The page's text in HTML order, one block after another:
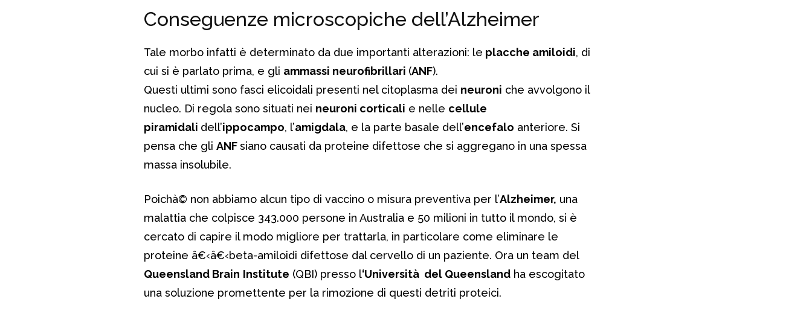
Conseguenze microscopiche dell’Alzheimer
Tale morbo infatti è determinato da due importanti alterazioni: le placche amiloidi, di
cui si è parlato prima, e gli ammassi neurofibrillari (ANF).
Questi ultimi sono fasci elicoidali presenti nel citoplasma dei neuroni che avvolgono il
nucleo. Di regola sono situati nei neuroni corticali e nelle cellule
piramidali dell’ippocampo, l’amigdala, e la parte basale dell’encefalo anteriore. Si
pensa che gli ANFsiano causati da proteine difettose che si aggregano in una spessa
massa insolubile.
Poichà© non abbiamo alcun tipo di vaccino o misura preventiva per l’Alzheimer, una
malattia che colpisce 343.000 persone in Australia e 50 milioni in tutto il mondo, si è
cercato di capire il modo migliore per trattarla, in particolare come eliminare le
proteine â€‹â€‹beta-amiloidi difettose dal cervello di un paziente. Ora un team del
Queensland Brain Institute (QBI) presso l‘Università del Queensland ha escogitato
una soluzione promettente per la rimozione di questi detriti proteici.